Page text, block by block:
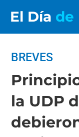
El Día de
BREVES
la UDP